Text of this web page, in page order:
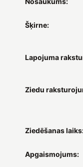
Šķirne:
Lapojuma
Ziedu
Ziedēšanas
Apgaismojums: